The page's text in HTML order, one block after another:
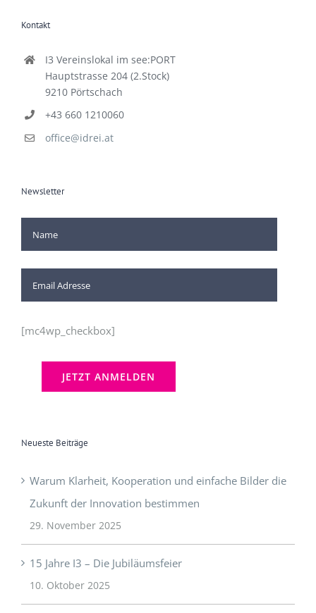
Kontakt
I3 Vereinslokal im see:PORT
Hauptstrasse 204 (2.Stock)
9210 Pörtschach
+43 660 1210060
office@idrei.at
Newsletter
[mc4wp_checkbox]
Neueste Beiträge
Warum Klarheit, Kooperation und einfache Bilder die
Zukunft der Innovation bestimmen
29. November 2025
15 Jahre I3 – Die Jubiläumsfeier
10. Oktober 2025